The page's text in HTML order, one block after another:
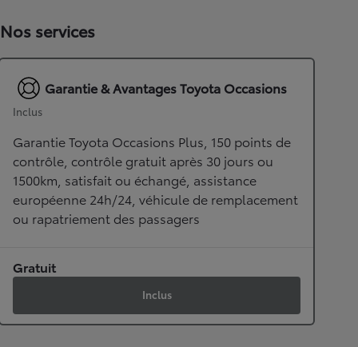
Nos services
Garantie & Avantages Toyota Occasions
Inclus
Garantie Toyota Occasions Plus, 150 points de
contrôle, contrôle gratuit après 30 jours ou
1500km, satisfait ou échangé, assistance
européenne 24h/24, véhicule de remplacement
ou rapatriement des passagers
Gratuit
Inclus